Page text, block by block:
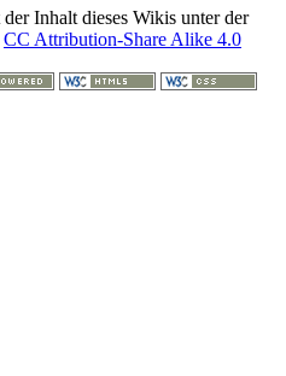
Inhalt dieses Wikis unter der
CC Attribution-Share Alike 4.0